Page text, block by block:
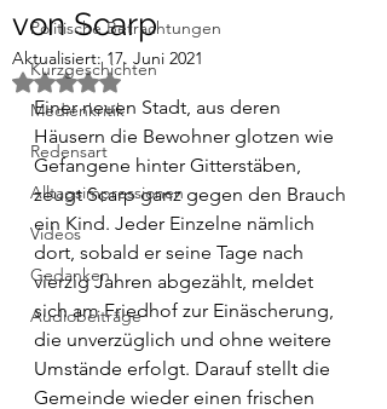
Politische Betrachtungen
Kurzgeschichten
Medienkritik
Redensart
Alltagsimpressionen
Videos
Gedanken
Audiobeiträge
von Scarp
Aktualisiert: 17. Juni 2021
Mit NaN von 5 Sternen bewertet.
Einer neuen Stadt, aus deren
Häusern die Bewohner glotzen wie
Gefangene hinter Gitterstäben,
zeugt Scarp ganz gegen den Brauch
ein Kind. Jeder Einzelne nämlich
dort, sobald er seine Tage nach
vierzig Jahren abgezählt, meldet
sich am Friedhof zur Einäscherung,
die unverzüglich und ohne weitere
Umstände erfolgt. Darauf stellt die
Gemeinde wieder einen frischen